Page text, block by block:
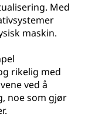
Med
maskin.
rikelig med
ved å
noe som gjør